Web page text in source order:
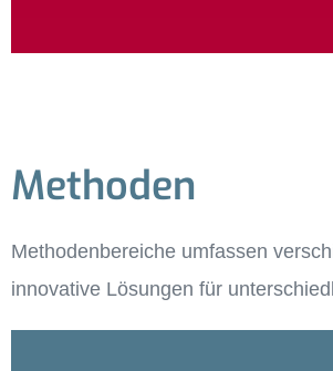
Methoden
Methodenbereiche umfassen
innovative Lösungen für